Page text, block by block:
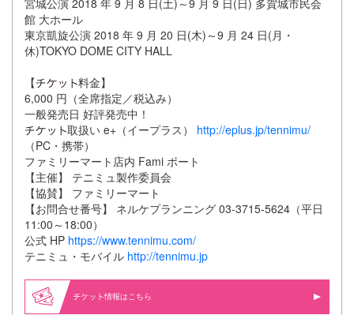
宮城公演 2018 年 9 月 8 日(土)～9 月 9 日(日) 多賀城市民会
館 大ホール
東京凱旋公演 2018 年 9 月 20 日(木)～9 月 24 日(月・
休)TOKYO DOME CITY HALL
【
料金】
6,000 円（全席指定／税込み）
一般発売日 好評発売中！
取扱い e+（イープラス） http://eplus.jp/tennimu/
（PC・携帯）
ファミリーマート店内 Fami ポート
【主催】 テニミュ製作委員会
【協賛】 ファミリーマート
【お問合せ番号】 ネルケプランニング 03-3715-5624（平日
11:00～18:00）
公式 HP https://www.tennimu.com/
テニミュ・モバイル http://tennimu.jp
情報はこちら